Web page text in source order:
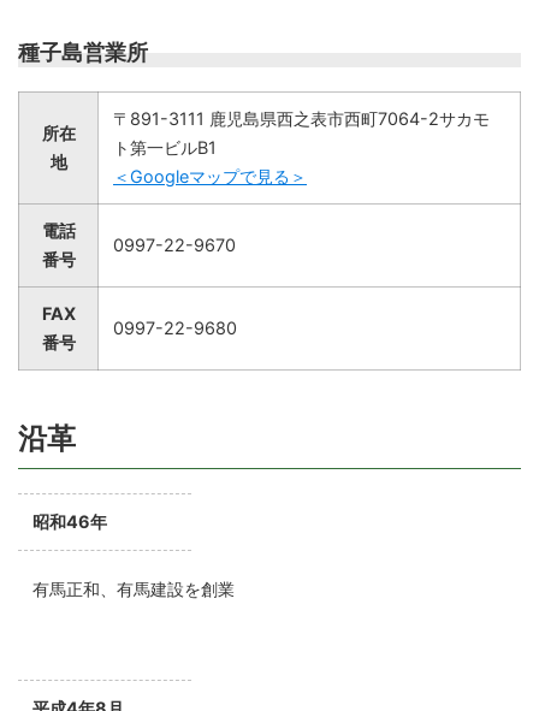
種子島営業所
所在
地
〒891-3111 鹿児島県西之表市西町7064-2サカモ
ト第一ビルB1
＜Googleマップで見る＞
電話
番号
0997-22-9670
FAX
番号
0997-22-9680
沿革
昭和46年
有馬正和、有馬建設を創業